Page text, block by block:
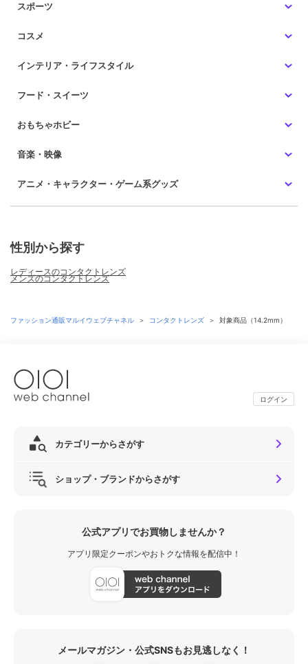
スポーツ
コスメ
インテリア・ライフスタイル
フード・スイーツ
おもちゃホビー
音楽・映像
アニメ・キャラクター・ゲーム系グッズ
性別から探す
レディースのコンタクトレンズ
メンズのコンタクトレンズ
ファッション通販マルイウェブチャネル ＞ コンタクトレンズ ＞ 対象商品（14.2mm）
ログイン
カテゴリーからさがす
ショップ・ブランドからさがす
公式アプリでお買物しませんか？
アプリ限定クーポンやおトクな情報を配信中！
メールマガジン・公式SNSもお見逃しなく！